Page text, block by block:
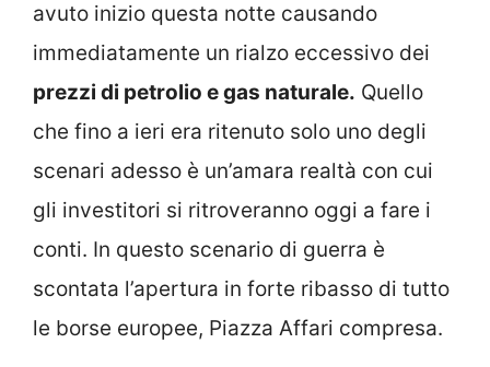
avuto inizio questa notte causando
immediatamente un rialzo eccessivo dei
prezzi di petrolio e gas naturale. Quello
che fino a ieri era ritenuto solo uno degli
scenari adesso è un’amara realtà con cui
gli investitori si ritroveranno oggi a fare i
conti. In questo scenario di guerra è
scontata l’apertura in forte ribasso di tutto
le borse europee, Piazza Affari compresa.